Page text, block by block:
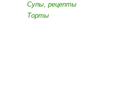
Супы, рецепты
Торты